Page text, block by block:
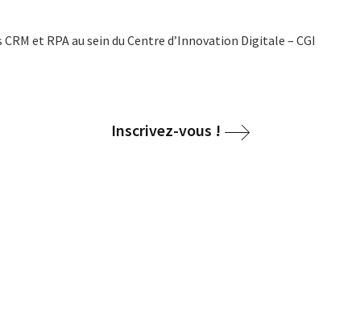
et RPA au sein du Centre d’Innovation Digitale – CGI
Inscrivez-vous !
on Print